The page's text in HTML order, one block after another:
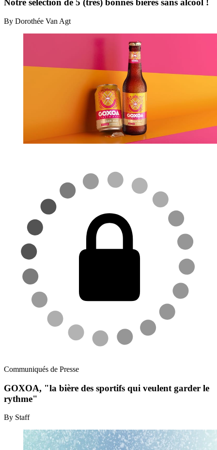
Notre sélection de 5 (très) bonnes bières sans alcool !
By Dorothée Van Agt
Communiqués de Presse
GOXOA, "la bière des sportifs qui veulent garder le
rythme"
By Staff